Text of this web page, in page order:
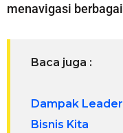
menavigasi
Baca juga :
Dampak
Bisnis Kita